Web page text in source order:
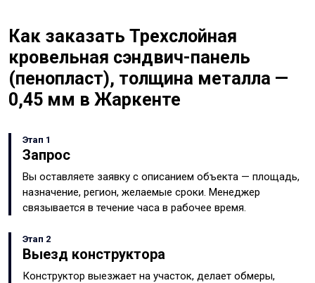
Как заказать Трехслойная
кровельная сэндвич-панель
(пенопласт), толщина металла —
0,45 мм в Жаркенте
Этап 1
Запрос
Вы оставляете заявку с описанием объекта — площадь,
назначение, регион, желаемые сроки. Менеджер
связывается в течение часа в рабочее время.
Этап 2
Выезд конструктора
Конструктор выезжает на участок, делает обмеры,